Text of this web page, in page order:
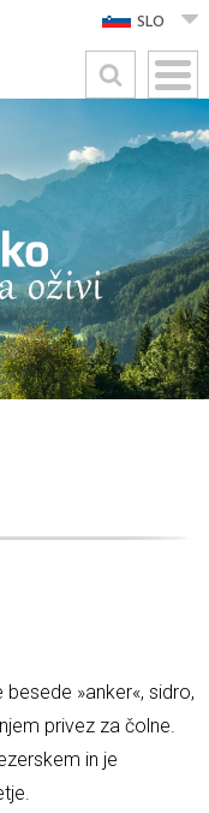
SLO
»anker«, sidro,
privez za čolne.
in je